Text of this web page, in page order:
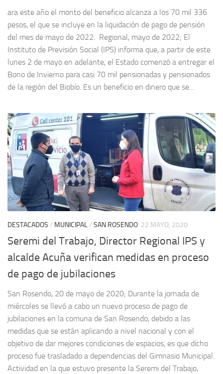
ara este año el monto del beneficio alcanza a los 70 mil 336
pesos, el que se incluye en la liquidación de pago de pensión
del mes de mayo de 2022. Regional, mayo de 2022; El
Instituto de Previsión Social (IPS) informa que, a partir de este
lunes 2 de mayo en adelante, el Estado comenzó a entregar el
Bono de Invierno para casi 70 mil pensionadas y pensionados
de la región del Biobío. Es un beneficio en dinero que se...
DESTACADOS / MUNICIPAL/ SAN ROSENDO 22 MAYO, 2020
Seremi del Trabajo, Director Regional IPS y
alcalde Acuña verifican medidas en proceso
de pago de jubilaciones
San Rosendo, 20 de mayo de 2020; Durante la jornada de
miércoles se llevó a cabo un nuevo proceso de pago de
jubilaciones en la comuna de San Rosendo, debido a las
medidas que se están aplicando a nivel nacional y con el
objetivo de dar mejores condiciones de espacios, es que dicho
proceso fue trasladado a dependencias del Gimnasio Municipal.
Actividad en la que estuvo presente la Seremi del Trabajo,